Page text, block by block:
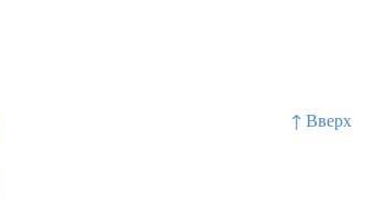
↑ Вверх